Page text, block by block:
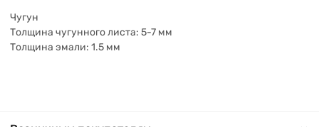
Чугун
Толщина чугунного листа: 5-7 мм
Толщина эмали: 1.5 мм